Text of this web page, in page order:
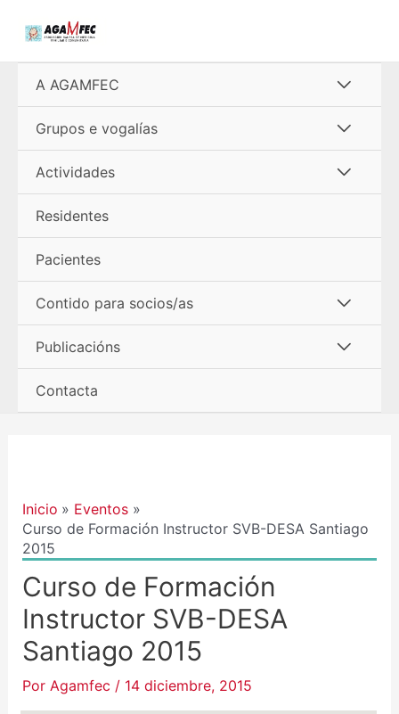
A AGAMFEC
menú
Grupos e vogalías
menú
Actividades
Residentes
Pacientes
Contido para socios/as
menú
Publicacións
Contacta
Inicio
Eventos
Curso de Formación Instructor SVB-DESA Santiago
2015
Curso de Formación
Instructor SVB-DESA
Santiago 2015
Por Agamfec / 14 diciembre, 2015